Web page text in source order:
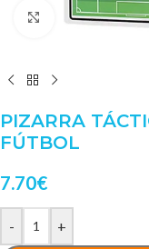
Clic para
PIZARRA
FÚTBOL
7.70€
- +